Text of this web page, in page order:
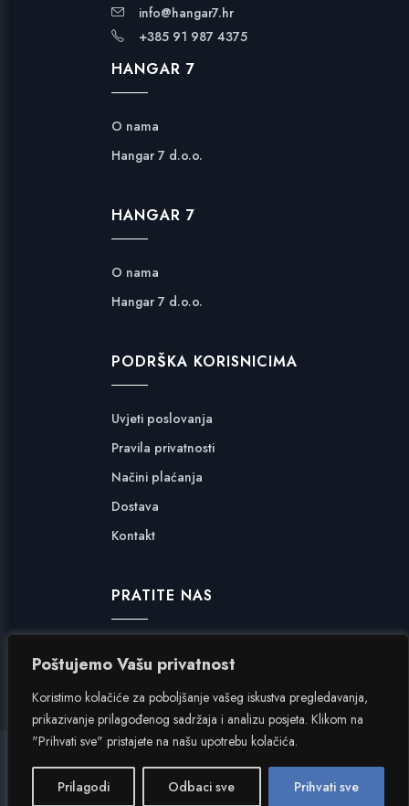
Poštujemo Vašu privatnost
Koristimo kolačiće za poboljšanje vašeg iskustva pregledavanja,
prikazivanje prilagođenog sadržaja i analizu posjeta. Klikom na
"Prihvati sve" pristajete na našu upotrebu kolačića.
Prilagodi Odbaci sve Prihvati sve
info@hangar7.hr
+385 91 987 4375
HANGAR 7
O nama
Hangar 7 d.o.o.
HANGAR 7
O nama
Hangar 7 d.o.o.
PODRŠKA KORISNICIMA
Uvjeti poslovanja
Pravila privatnosti
Načini plaćanja
Dostava
Kontakt
PRATITE NAS
Copyright © 2024. Hangar 7 d.o.o. Sva prava pridržana.